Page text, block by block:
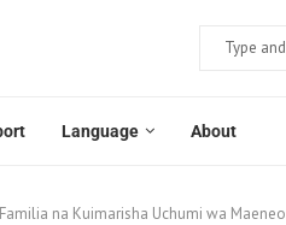
Language About
na Kuimarisha Uchumi wa Maeneo